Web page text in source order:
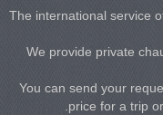
The international service
We provide private
You can send your
price for a trip